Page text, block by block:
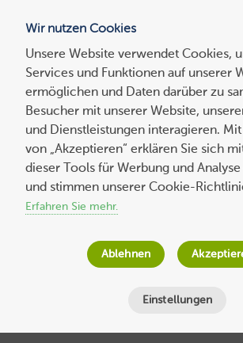
Suchen
nach:
CMS-Garden – Die Pfadfinder
der Content-Management-
Wolf-Dieter Fiege am11. Juni 2018
Minuten
Wir nutzen Cookies
Unsere Website verwendet Cookies,
Services und Funktionen auf unserer
ermöglichen und Daten darüber zu
Besucher mit unserer Website,
und Dienstleistungen interagieren.
von „Akzeptieren“ erklären Sie sich
dieser Tools für Werbung und
und stimmen unserer Cookie-
Erfahren Sie mehr.
Einstellungen
Ablehnen